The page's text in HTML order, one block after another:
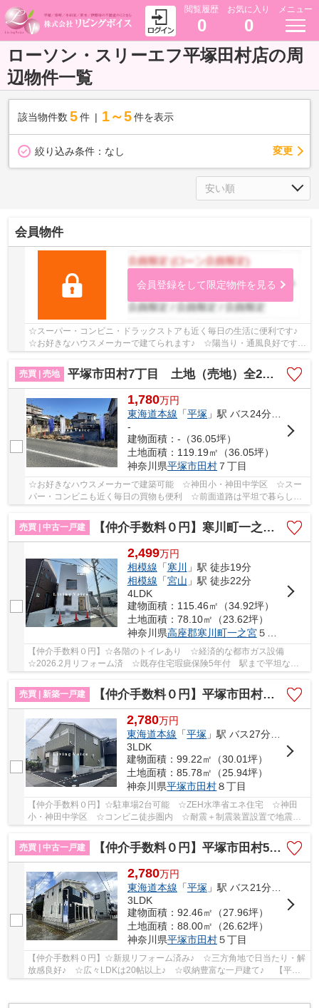
閲覧履歴
0
お気に入り
0
メニュー
ローソン・スリーエフ平塚田村店の周
辺物件一覧
該当物件数 5件 1～5 件を表示
絞り込み条件： なし 変更
会員物件
会員登録をして限定物件を見る
☆スーパー・コンビニ・ドラックストアも近く毎日の生活に便利です♪
☆お好きなハウスメーカーで建てられます♪ ☆陽当り・通風良好です
売買 | 売地
平塚市田村7丁目 土地（売地）全2区画
1,780万円
東海道本線 「平塚 」駅 バス24分 「駒返橋」 停歩1分
-
建物面積：-（36.05坪）
土地面積：119.19㎡（36.05坪）
神奈川県平塚市田村 ７丁目
☆お好きなハウスメーカーで建築可能 ☆神田小・神田中学区 ☆スー
パー・コンビニも近く毎日の買物も便利 ☆前面道路は平坦で暮らしや
売買 | 中古一戸建
【仲介手数料０円】寒川町一之宮5丁目 中古一戸建て
2,499万円
相模線 「寒川
」駅 徒歩19分
相模線 「宮山 」駅 徒歩22分
4LDK
建物面積：115.46㎡（34.92坪）
土地面積：78.10㎡（23.62坪）
神奈川県高座郡寒川町一之宮５丁目
【仲介手数料０円】☆各階のトイレあり ☆経済的な都市ガス設備
☆2026.2月リフォーム済 ☆既存住宅瑕疵保険5年付 駅まで平坦な道
のり ☆一之宮小・寒川中学区 ☆全居室収納完備♪ 【寒...
売買 | 新築一戸建
【仲介手数料０円】平塚市田村第48 新築一戸建て 1号棟 全2棟
2,780万円
東海道本線 「平塚 」駅 バス27分 「相模神田」 停歩4分
3LDK
建物面積：99.22㎡（30.01坪）
土地面積：85.78㎡（25.94坪）
神奈川県平塚市田村８丁目
【仲介手数料０円】☆駐車場2台可能 ☆ZEH水準省エネ住宅 ☆神田
小・神田中学区 ☆コンビニ徒歩圏内 ☆耐震＋制震装置設置で地震に
強い家 ☆住宅性能評価取得物件 ☆南面道路で陽当り良...
売買 | 中古一戸建
【仲介手数料０円】平塚市田村5丁目 中古一戸建て
2,780万円
東海道本線 「平塚 」駅 バス21分 「バス停」 停歩3分
3LDK
建物面積：92.46㎡（27.96坪）
土地面積：88.00㎡（26.62坪）
神奈川県平塚市田村５丁目
【仲介手数料０円】☆新規リフォーム済み♪ ☆三方角地で日当たり・解
放感良好♪ ☆広々LDKは20帖以上♪ ☆収納豊富な一戸建て♪ 【平塚
市の中古戸建てのことならリビングボイスにお任せ...